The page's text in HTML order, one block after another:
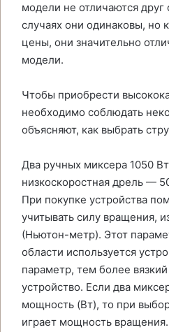
модели не отличаются друг
случаях они одинаковы, но
цены, они значительно
модели.
Чтобы приобрести
необходимо соблюдать
объясняют, как выбрать
Два ручных миксера 1050
низкоскоростная дрель —
При покупке устройства
учитывать силу вращения,
(Ньютон-метр). Этот
области используется
параметр, тем более
устройство. Если два
мощность (Вт), то при
играет мощность вращения.